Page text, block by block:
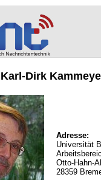
Dirk
Adresse:
Universität
Otto-Hahn-
28359